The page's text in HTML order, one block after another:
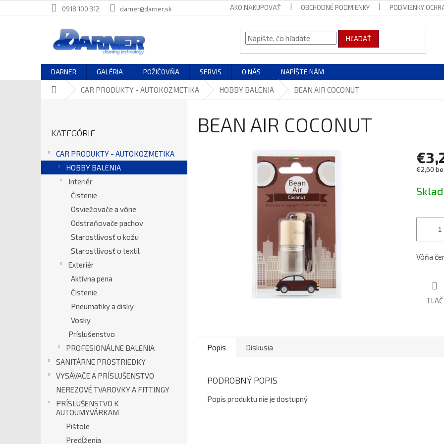
na
0918 100 312 darner@darner.sk AKO NAKUPOVAŤ OBCHODNÉ PODMIENKY PODMIENKY
HĽADAŤ
DARNER GALÉRIA POŽIČOVŇA SERVIS O NÁS NAPÍŠTE NÁM
DomovCAR PRODUKTY - AUTOKOZMETIKA HOBBY BALENIA BEAN AIR COCONUT
P
kategórie
KATEGÓRIE
CAR PRODUKTY - AUTOKOZMETIKA
HOBBY BALENIA
Interiér
Čistenie
Osviežovače a vône
Odstraňovače pachov
Starostlivosť o kožu
Starostlivosť o textil
Exteriér
Aktívna pena
Čistenie
Pneumatiky a disky
Vosky
Príslušenstvo
PROFESIONÁLNE BALENIA
SANITÁRNE PROSTRIEDKY
VYSÁVAČE A PRÍSLUŠENSTVO
NEREZOVÉ TVAROVKY A FITTINGY
PRÍSLUŠENSTVO K
AUTOUMYVÁRKAM
Pištole
Predĺženia
BEAN AIR COCONUT
€2,60
cena:
Vôňa
TLAČ
Popis Diskusia
PODROBNÝ POPIS
Popis produktu nie je dostupný